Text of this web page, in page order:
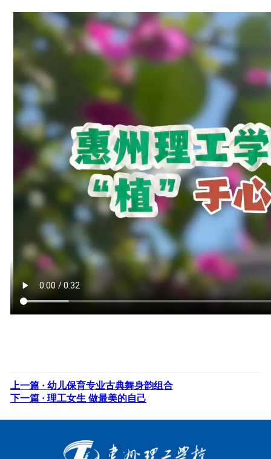
上一篇 · 幼儿保育专业古典舞身韵组合
下一篇 · 理工女生 做最美的自己